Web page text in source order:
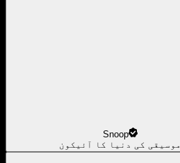
Snoop
موسیقی کی دنیا کا آئیکون